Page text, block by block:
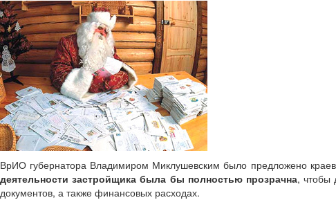
ВрИО губернатора Владимиром Миклушевским было предложено
деятельности застройщика была бы полностью прозрачна, чтобы
документов, а также финансовых расходах.